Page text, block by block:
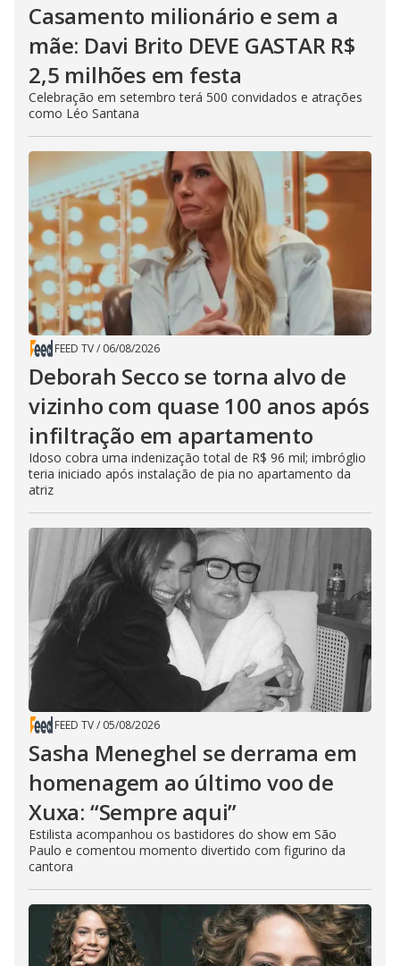
Casamento milionário e sem a
mãe: Davi Brito DEVE GASTAR R$
2,5 milhões em festa
Celebração em setembro terá 500 convidados e atrações
como Léo Santana
FEED TV/ 06/08/2026
Deborah Secco se torna alvo de
vizinho com quase 100 anos após
infiltração em apartamento
Idoso cobra uma indenização total de R$ 96 mil; imbróglio
teria iniciado após instalação de pia no apartamento da
atriz
FEED TV/ 05/08/2026
Sasha Meneghel se derrama em
homenagem ao último voo de
Xuxa: “Sempre aqui”
Estilista acompanhou os bastidores do show em São
Paulo e comentou momento divertido com figurino da
cantora